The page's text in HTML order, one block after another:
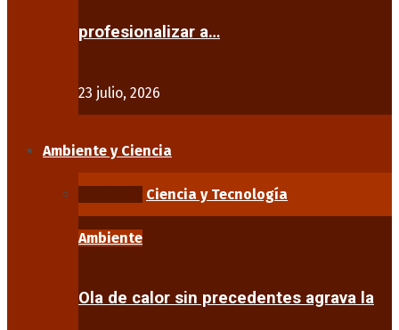
profesionalizar a…
23 julio, 2026
Ambiente y Ciencia
Ciencia y Tecnología
Ambiente
Ola de calor sin precedentes agrava la